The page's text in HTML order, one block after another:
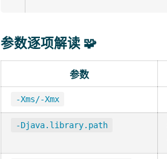
参数逐项解读 🧩
参数
-Xms/-Xmx
-Djava.library.path